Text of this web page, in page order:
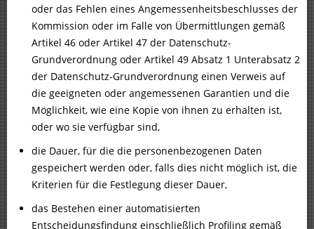
oder das Fehlen eines Angemessenheitsbeschlusses der
Kommission oder im Falle von Übermittlungen gemäß
Artikel 46 oder Artikel 47 der Datenschutz-
Grundverordnung oder Artikel 49 Absatz 1 Unterabsatz 2
der Datenschutz-Grundverordnung einen Verweis auf
die geeigneten oder angemessenen Garantien und die
Möglichkeit, wie eine Kopie von ihnen zu erhalten ist,
oder wo sie verfügbar sind,
die Dauer, für die die personenbezogenen Daten
gespeichert werden oder, falls dies nicht möglich ist, die
Kriterien für die Festlegung dieser Dauer,
das Bestehen einer automatisierten
Entscheidungsfindung einschließlich Profiling gemäß